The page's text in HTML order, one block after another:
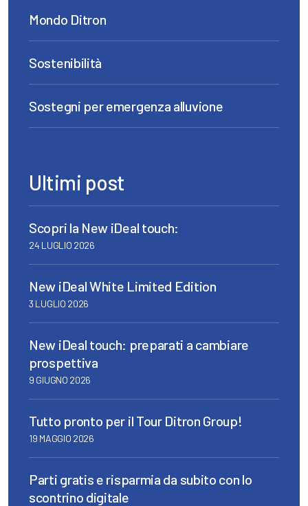
Mondo Ditron
Sostenibilità
Sostegni per emergenza alluvione
Ultimi post
Scopri la New iDeal touch:
24 LUGLIO 2026
New iDeal White Limited Edition
3 LUGLIO 2026
New iDeal touch: preparati a cambiare
prospettiva
9 GIUGNO 2026
Tutto pronto per il Tour Ditron Group!
19 MAGGIO 2026
Parti gratis e risparmia da subito con lo
scontrino digitale